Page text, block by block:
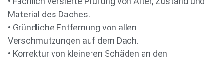
Material des Daches.
• Gründliche Entfernung von allen
Verschmutzungen auf dem Dach.
• Korrektur von kleineren Schäden an den